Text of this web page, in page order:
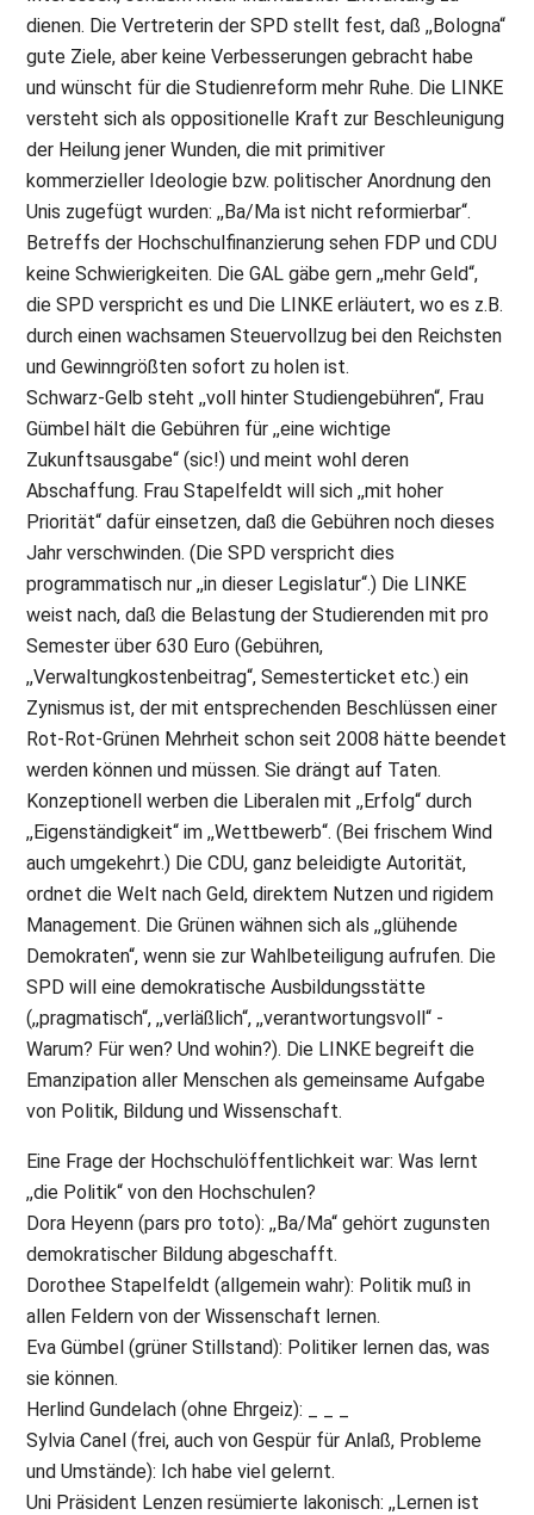
dienen. Die Vertreterin der SPD stellt fest, daß ,,Bologna“
gute Ziele, aber keine Verbesserungen gebracht habe
und wünscht für die Studienreform mehr Ruhe. Die LINKE
versteht sich als oppositionelle Kraft zur Beschleunigung
der Heilung jener Wunden, die mit primitiver
kommerzieller Ideologie bzw. politischer Anordnung den
Unis zugefügt wurden: ,,Ba/Ma ist nicht reformierbar“.
Betreffs der Hochschulfinanzierung sehen FDP und CDU
keine Schwierigkeiten. Die GAL gäbe gern ,,mehr Geld“,
die SPD verspricht es und Die LINKE erläutert, wo es z.B.
durch einen wachsamen Steuervollzug bei den Reichsten
und Gewinngrößten sofort zu holen ist.
Schwarz-Gelb steht ,,voll hinter Studiengebühren“, Frau
Gümbel hält die Gebühren für ,,eine wichtige
Zukunftsausgabe“ (sic!) und meint wohl deren
Abschaffung. Frau Stapelfeldt will sich ,,mit hoher
Priorität“ dafür einsetzen, daß die Gebühren noch dieses
Jahr verschwinden. (Die SPD verspricht dies
programmatisch nur ,,in dieser Legislatur“.) Die LINKE
weist nach, daß die Belastung der Studierenden mit pro
Semester über 630 Euro (Gebühren,
,,Verwaltungkostenbeitrag“, Semesterticket etc.) ein
Zynismus ist, der mit entsprechenden Beschlüssen einer
Rot-Rot-Grünen Mehrheit schon seit 2008 hätte beendet
werden können und müssen. Sie drängt auf Taten.
Konzeptionell werben die Liberalen mit ,,Erfolg“ durch
,,Eigenständigkeit“ im ,,Wettbewerb“. (Bei frischem Wind
auch umgekehrt.) Die CDU, ganz beleidigte Autorität,
ordnet die Welt nach Geld, direktem Nutzen und rigidem
Management. Die Grünen wähnen sich als ,,glühende
Demokraten“, wenn sie zur Wahlbeteiligung aufrufen. Die
SPD will eine demokratische Ausbildungsstätte
(,,pragmatisch“, ,,verläßlich“, ,,verantwortungsvoll“ -
Warum? Für wen? Und wohin?). Die LINKE begreift die
Emanzipation aller Menschen als gemeinsame Aufgabe
von Politik, Bildung und Wissenschaft.
Eine Frage der Hochschulöffentlichkeit war: Was lernt
,,die Politik“ von den Hochschulen?
Dora Heyenn (pars pro toto): ,,Ba/Ma“ gehört zugunsten
demokratischer Bildung abgeschafft.
Dorothee Stapelfeldt (allgemein wahr): Politik muß in
allen Feldern von der Wissenschaft lernen.
Eva Gümbel (grüner Stillstand): Politiker lernen das, was
sie können.
Herlind Gundelach (ohne Ehrgeiz): _ _ _
Sylvia Canel (frei, auch von Gespür für Anlaß, Probleme
und Umstände): Ich habe viel gelernt.
Uni Präsident Lenzen resümierte lakonisch: ,,Lernen ist